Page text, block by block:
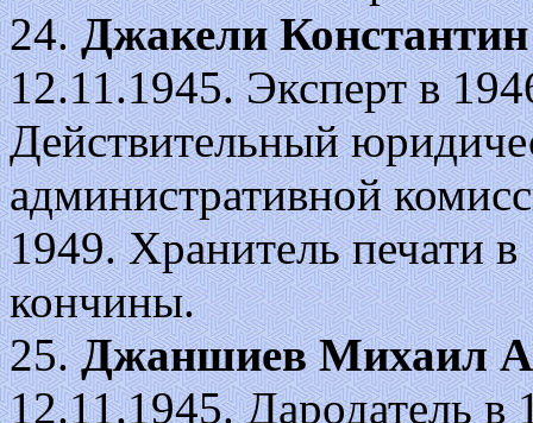
24.Джакели
12.11.1945. Эксперт в
Действительный
административной
1949. Хранитель печати
кончины.
25.Джаншиев Михаил
12.11.1945. Дародатель в